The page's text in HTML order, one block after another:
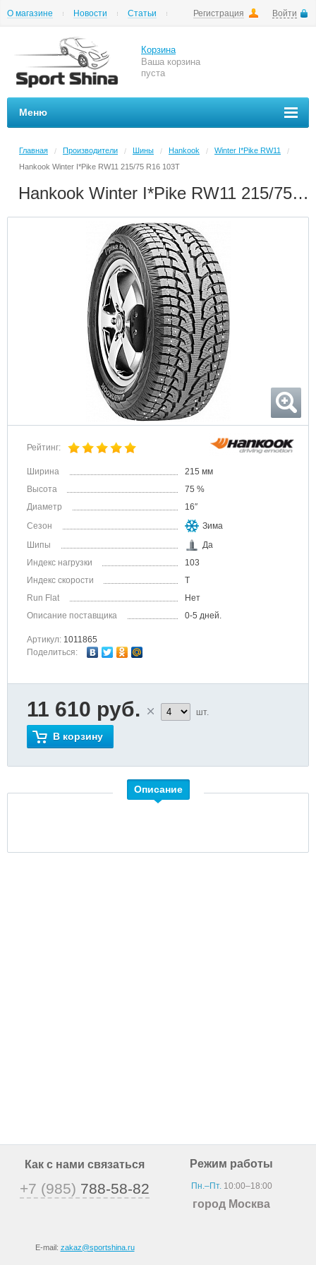
Регистрация Войти
О магазине Новости
Статьи
Корзина
Ваша корзина
пуста
Меню
Главная / Производители / Шины / Hankook / Winter I*Pike RW11
/
Hankook Winter I*Pike RW11 215/75 R16 103T
Hankook Winter I*Pike RW11 215/75 R16 103T
Рейтинг:
Ширина
215 мм
Высота
75 %
Диаметр
16″
Сезон
Зима
Шипы
Да
Индекс нагрузки
103
Индекс скорости
T
Run Flat
Нет
Описание поставщика
0-5 дней.
Артикул: 1011865
Поделиться:
11 610 руб. шт.
В корзину
Описание
Как с нами связаться
+7 (985) 788-58-82
E-mail: zakaz@sportshina.ru
Режим работы
Пн.–Пт.10:00–18:00
город Москва